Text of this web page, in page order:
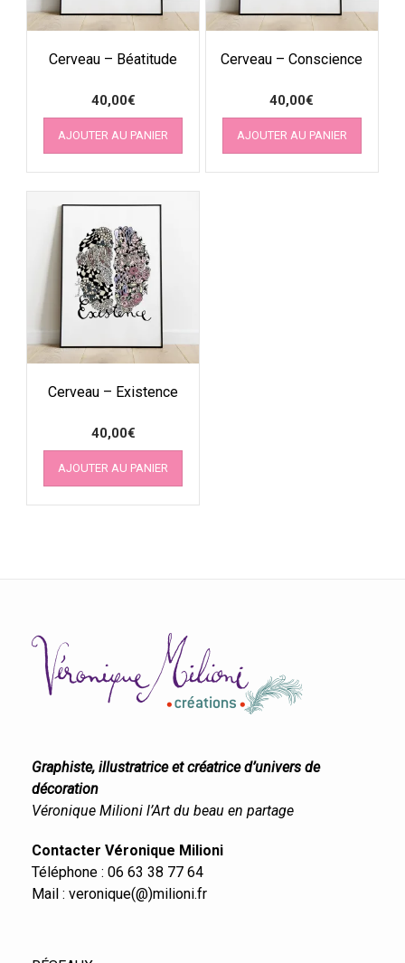
Cerveau – Béatitude
40,00€
AJOUTER AU PANIER
Cerveau – Conscience
40,00€
AJOUTER AU PANIER
Cerveau – Existence
40,00€
AJOUTER AU PANIER
Graphiste, illustratrice et créatrice d’univers de
décoration
Véronique Milioni l’Art du beau en partage
Contacter Véronique Milioni
Téléphone : 06 63 38 77 64
Mail : veronique(@)milioni.fr